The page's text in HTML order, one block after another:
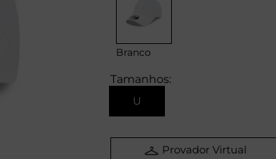
Branco
Tamanhos:
U
Provador Virtual